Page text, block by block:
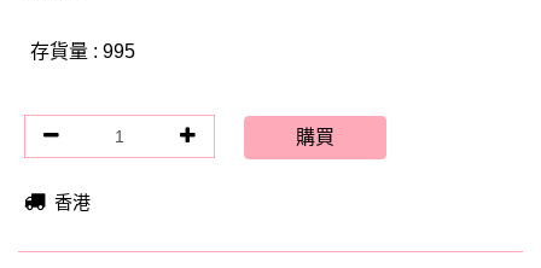
存貨量 : 995
購買
香港